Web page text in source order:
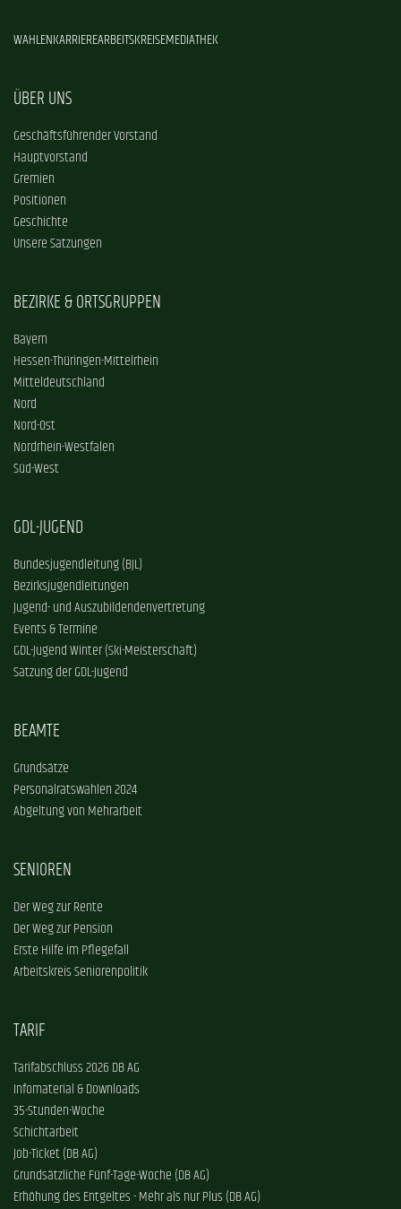
WAHLENKARRIEREARBEITSKREISEMEDIATHEK
ÜBER UNS
Geschäftsführender Vorstand
Hauptvorstand
Gremien
Positionen
Geschichte
Unsere Satzungen
BEZIRKE & ORTSGRUPPEN
Bayern
Hessen-Thüringen-Mittelrhein
Mitteldeutschland
Nord
Nord-Ost
Nordrhein-Westfalen
Süd-West
GDL-JUGEND
Bundesjugendleitung (BJL)
Bezirksjugendleitungen
Jugend- und Auszubildendenvertretung
Events & Termine
GDL-Jugend Winter (Ski-Meisterschaft)
Satzung der GDL-Jugend
BEAMTE
Grundsätze
Personalratswahlen 2024
Abgeltung von Mehrarbeit
SENIOREN
Der Weg zur Rente
Der Weg zur Pension
Erste Hilfe im Pflegefall
Arbeitskreis Seniorenpolitik
TARIF
Tarifabschluss 2026 DB AG
Infomaterial & Downloads
35-Stunden-Woche
Schichtarbeit
Job-Ticket (DB AG)
Grundsätzliche Fünf-Tage-Woche (DB AG)
Erhöhung des Entgeltes - Mehr als nur Plus (DB AG)